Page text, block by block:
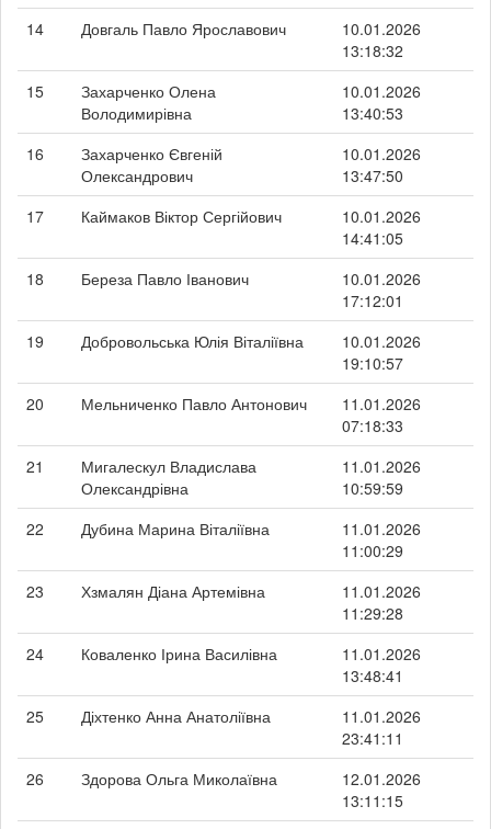
14
Довгаль Павло Ярославович
10.01.2026
13:18:32
15
Захарченко Олена
Володимирівна
10.01.2026
13:40:53
16
Захарченко Євгеній
Олександрович
10.01.2026
13:47:50
17
Каймаков Віктор Сергійович
10.01.2026
14:41:05
18
Береза Павло Іванович
10.01.2026
17:12:01
19
Добровольська Юлія Віталіївна
10.01.2026
19:10:57
20
Мельниченко Павло Антонович
11.01.2026
07:18:33
21
Мигалескул Владислава
Олександрівна
11.01.2026
10:59:59
22
Дубина Марина Віталіївна
11.01.2026
11:00:29
23
Хзмалян Діана Артемівна
11.01.2026
11:29:28
24
Коваленко Ірина Василівна
11.01.2026
13:48:41
25
Діхтенко Анна Анатоліївна
11.01.2026
23:41:11
26
Здорова Ольга Миколаївна
12.01.2026
13:11:15